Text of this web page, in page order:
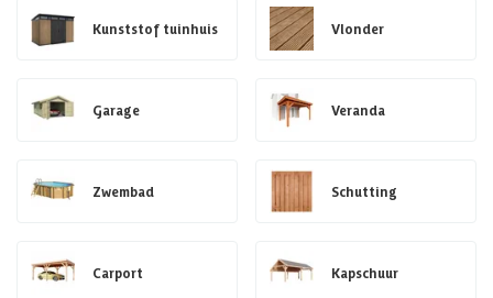
Kunststof tuinhuis Vlonder
Garage Veranda
Zwembad Schutting
Carport Kapschuur